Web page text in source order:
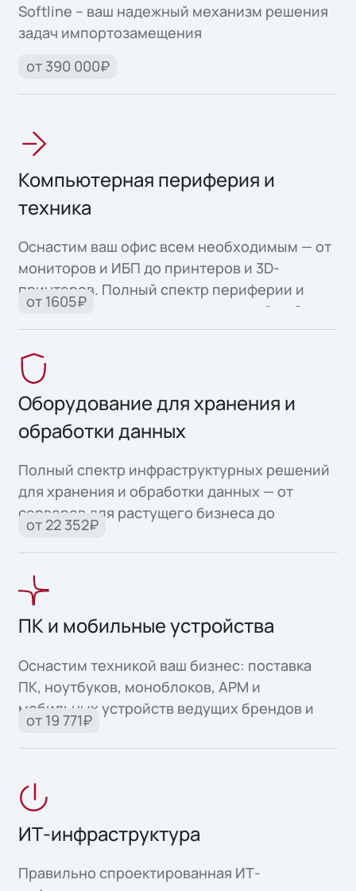
Softline – ваш надежный механизм решения
задач импортозамещения
от 390 000₽
Компьютерная периферия и
техника
Оснастим ваш офис всем необходимым — от
мониторов и ИБП до принтеров и 3D-
принтеров. Полный спектр периферии и
офисной техники для продуктивной работы.
от 1605₽
Оборудование для хранения и
обработки данных
Полный спектр инфраструктурных решений
для хранения и обработки данных — от
серверов для растущего бизнеса до
высоконадежных систем для критически
важных задач.
от 22 352₽
ПК и мобильные устройства
Оснастим техникой ваш бизнес: поставка
ПК, ноутбуков, моноблоков, АРМ и
мобильных устройств ведущих брендов и
собственного производства.
от 19 771₽
ИТ-инфраструктура
Правильно спроектированная ИТ-